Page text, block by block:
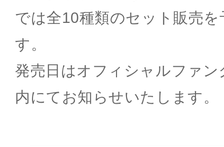
では全10種類のセット販売
す。
発売日はオフィシャルファ
内にてお知らせいたします。